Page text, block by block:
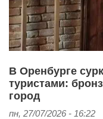
В Оренбурге
туристами:
город
пн, 27/07/2026 - 16:22